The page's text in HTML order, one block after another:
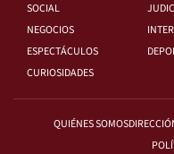
SOCIAL
NEGOCIOS
ESPECTÁCULOS
CURIOSIDADES
QUIÉNES SOMOS